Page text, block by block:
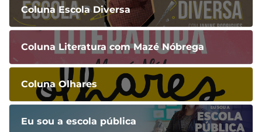
Coluna Escola Diversa
Coluna Literatura com Mazé Nóbrega
Coluna Olhares
Eu sou a escola pública